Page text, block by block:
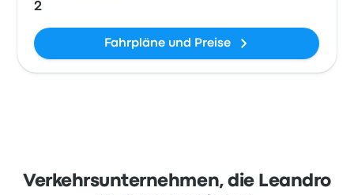
2
Fahrpläne und Preise
Verkehrsunternehmen, die Leandro